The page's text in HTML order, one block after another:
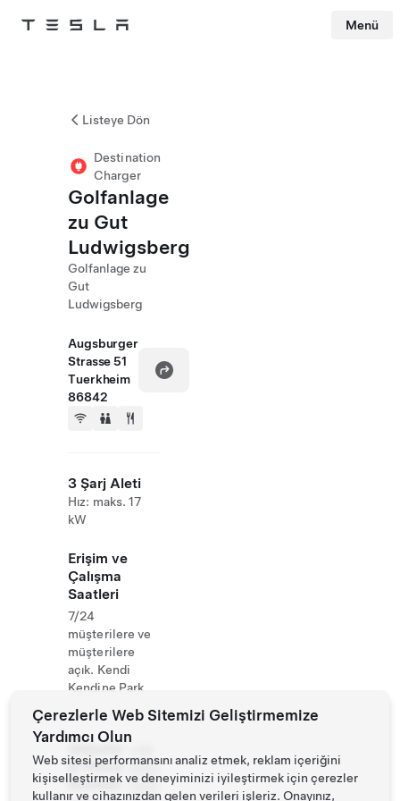
Tesla Menü
Listeye Dön
Destination
Charger
Golfanlage
zu Gut
Ludwigsberg
Golfanlage zu
Gut
Ludwigsberg
Augsburger
Strasse 51
Tuerkheim
86842
3 Şarj Aleti
Hız: maks. 17
kW
Erişim ve
Çalışma
Saatleri
7/24
müşterilere ve
müşterilere
açık. Kendi
Kendine Park
& Phone
Number
8245
3322
Çerezlerle Web Sitemizi Geliştirmemize
Yardımcı Olun
Web sitesi performansını analiz etmek, reklam içeriğini
kişiselleştirmek ve deneyiminizi iyileştirmek için çerezler
kullanır ve cihazınızdan gelen verileri işleriz. Onayınız,